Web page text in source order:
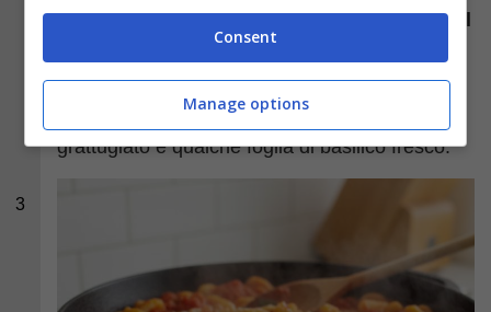
3
nella padella con il sugo.Saltate i cavatelli nel
amalgamare bene i sapori. Servite subito con
una generosa spolverata di pecorino
grattugiato e qualche foglia di basilico fresco.
Consent
Manage options